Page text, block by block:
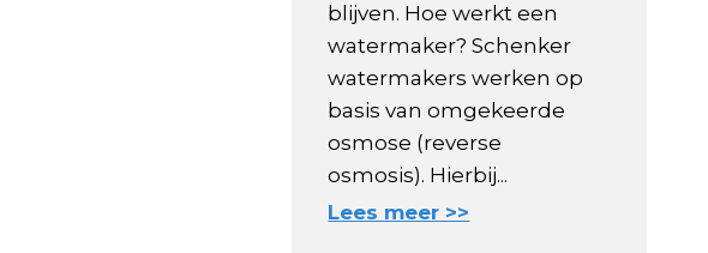
blijven. Hoe werkt een
watermaker? Schenker
watermakers werken op
basis van omgekeerde
osmose (reverse
osmosis). Hierbij...
Lees meer >>